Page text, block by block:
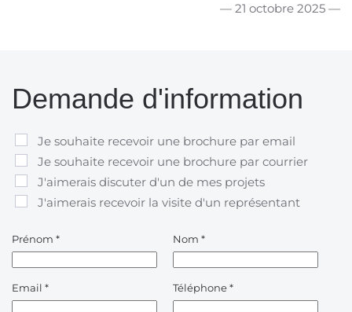
— 21 octobre 2025 —
Demande d'information
Je souhaite recevoir une brochure par email
Je souhaite recevoir une brochure par courrier
J'aimerais discuter d'un de mes projets
J'aimerais recevoir la visite d'un représentant
Prénom * Nom *
Email * Téléphone*